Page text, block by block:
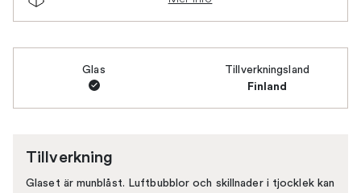
Glas Tillverkningsland
Finland
Tillverkning
Glaset är munblåst. Luftbubblor och skillnader i tjocklek kan